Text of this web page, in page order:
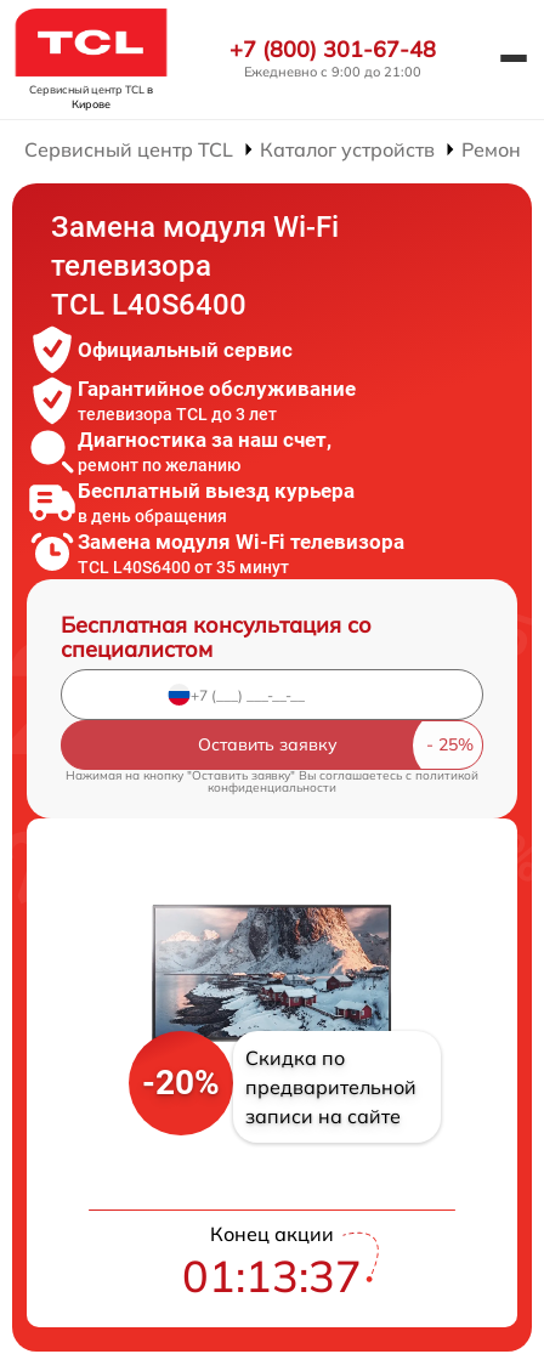
Сервисный центр TCL в
Кирове
+7 (800) 301-67-48
Ежедневно с 9:00 до 21:00
Сервисный центр TCL Каталог устройств Ремонт
Замена модуля Wi-Fi
телевизора
TCL L40S6400
Официальный сервис
Гарантийное обслуживание
телевизора TCL до 3 лет
Диагностика за наш счет,
ремонт по желанию
Бесплатный выезд курьера
в день обращения
Замена модуля Wi-Fi телевизора
TCL L40S6400 от 35 минут
Бесплатная консультация со
специалистом
Оставить заявку
Нажимая на кнопку "Оставить заявку" Вы соглашаетесь cполитикой
конфиденциальности
-20%
Скидка по
предварительной
записи на сайте
Конец акции
01:13:36